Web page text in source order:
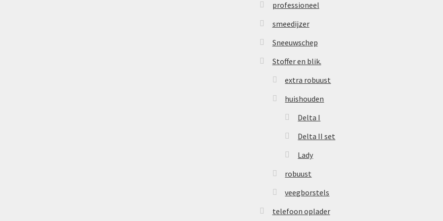
professioneel
smeedijzer
Sneeuwschep
Stoffer en blik.
extra robuust
huishouden
Delta I
Delta II set
Lady
robuust
veegborstels
telefoon oplader